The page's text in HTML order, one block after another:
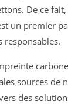
De ce
un premier
sources de
des